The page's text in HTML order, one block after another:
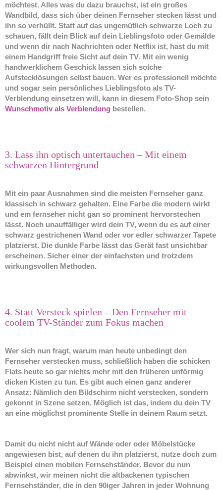
möchtest. Alles was du dazu brauchst, ist ein großes
Wandbild, dass sich über deinen Fernseher stecken lässt und
ihn so verhüllt. Statt auf das ungemütlich schwarze Loch zu
schauen, fällt dein Blick auf dein Lieblingsfoto oder Gemälde
und wenn dir nach Nachrichten oder Netflix ist, hast du mit
einem Handgriff freie Sicht auf dein TV. Mit ein wenig
handwerklichem Geschick lassen sich solche
Aufstecklösungen selbst bauen. Wer es professionell möchte
und sogar sein persönliches Lieblingsfoto als TV-
Verblendung einsetzen will, kann in diesem Foto-Shop sein
Wunschmotiv als Verblendung bestellen.
3. Lass ihn optisch untertauchen – Mit einem
schwarzen Hintergrund
Mit ein paar Ausnahmen sind die meisten Fernseher ganz
klassisch in schwarz gehalten. Eine Farbe die modern wirkt
und em fernseher nicht gan so prominent hervorstechen
lässt. Noch unauffälliger wird dein TV, wenn du es auf einer
schwarz gestrichenen Wand oder vor edler schwarzer Tapete
platzierst. Die dunkle Farbe lässt das Gerät fast unsichtbar
erscheinen. Sicher einer der einfachsten und trotzdem
wirkungsvollen Methoden.
4. Statt Versteck spielen – Den Fernseher mit
coolem TV-Ständer zum Fokus machen
Wer sich nun fragt, warum man heute unbedingt den
Fernseher verstecken muss, schließlich haben die schicken
Flats heute so gar nichts mehr mit den früheren unförmig
dicken Kisten zu tun. Es gibt auch einen ganz anderer
Ansatz: Nämlich den Bildschirm nicht verstecken, sondern
gekonnt in Szene setzen. Möglich ist das, indem du dein TV
an eine möglichst prominente Stelle in deinem Raum setzt.
Damit du nicht nicht auf Wände oder oder Möbelstücke
angewiesen bist, auf denen du ihn platzierst, nutze doch zum
Beispiel einen mobilen Fernsehständer. Bevor du nun
abwinkst, wir meinen nicht die altbackenen typischen
Fernsehständer, die in den 90iger Jahren in jeder Wohnung